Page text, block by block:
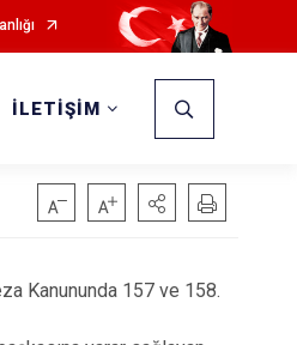
İLETİŞİM
Kanununda 157 ve 158.